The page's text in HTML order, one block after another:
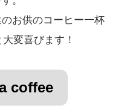
お供のコーヒー一杯
変喜びます！
coffee